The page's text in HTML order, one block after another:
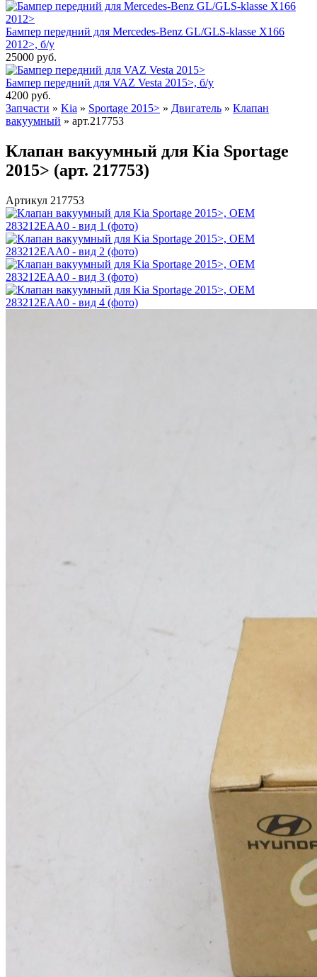
Бампер передний для Mercedes-Benz GL/GLS-klasse X166
2012>, б/у
25000 руб.
Бампер передний для VAZ Vesta 2015>, б/у
4200 руб.
Запчасти » Kia » Sportage 2015> » Двигатель » Клапан
вакуумный » арт.217753
Клапан вакуумный для Kia Sportage
2015> (арт. 217753)
Артикул 217753